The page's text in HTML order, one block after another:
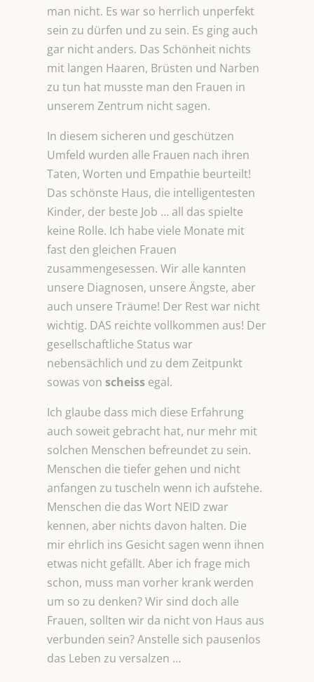
man nicht. Es war so herrlich unperfekt
sein zu dürfen und zu sein. Es ging auch
gar nicht anders. Das Schönheit nichts
mit langen Haaren, Brüsten und Narben
zu tun hat musste man den Frauen in
unserem Zentrum nicht sagen.
In diesem sicheren und geschützen
Umfeld wurden alle Frauen nach ihren
Taten, Worten und Empathie beurteilt!
Das schönste Haus, die intelligentesten
Kinder, der beste Job … all das spielte
keine Rolle. Ich habe viele Monate mit
fast den gleichen Frauen
zusammengesessen. Wir alle kannten
unsere Diagnosen, unsere Ängste, aber
auch unsere Träume! Der Rest war nicht
wichtig. DAS reichte vollkommen aus! Der
gesellschaftliche Status war
nebensächlich und zu dem Zeitpunkt
sowas vonscheiss egal.
Ich glaube dass mich diese Erfahrung
auch soweit gebracht hat, nur mehr mit
solchen Menschen befreundet zu sein.
Menschen die tiefer gehen und nicht
anfangen zu tuscheln wenn ich aufstehe.
Menschen die das Wort NEID zwar
kennen, aber nichts davon halten. Die
mir ehrlich ins Gesicht sagen wenn ihnen
etwas nicht gefällt. Aber ich frage mich
schon, muss man vorher krank werden
um so zu denken? Wir sind doch alle
Frauen, sollten wir da nicht von Haus aus
verbunden sein? Anstelle sich pausenlos
das Leben zu versalzen …